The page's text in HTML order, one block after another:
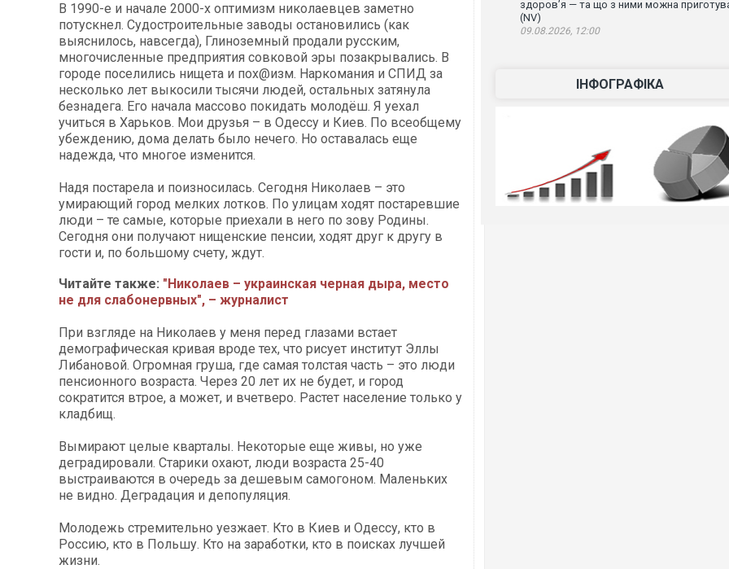
В 1990-е и начале 2000-х оптимизм николаевцев заметно
потускнел. Судостроительные заводы остановились (как
выяснилось, навсегда), Глиноземный продали русским,
многочисленные предприятия совковой эры позакрывались. В
городе поселились нищета и пох@изм. Наркомания и СПИД за
несколько лет выкосили тысячи людей, остальных затянула
безнадега. Его начала массово покидать молодёш. Я уехал
учиться в Харьков. Мои друзья – в Одессу и Киев. По всеобщему
убеждению, дома делать было нечего. Но оставалась еще
надежда, что многое изменится.
Надя постарела и поизносилась. Сегодня Николаев – это
умирающий город мелких лотков. По улицам ходят постаревшие
люди – те самые, которые приехали в него по зову Родины.
Сегодня они получают нищенские пенсии, ходят друг к другу в
гости и, по большому счету, ждут.
Читайте также: "Николаев – украинская черная дыра, место
не для слабонервных", – журналист
При взгляде на Николаев у меня перед глазами встает
демографическая кривая вроде тех, что рисует институт Эллы
Либановой. Огромная груша, где самая толстая часть – это люди
пенсионного возраста. Через 20 лет их не будет, и город
сократится втрое, а может, и вчетверо. Растет население только у
кладбищ.
Вымирают целые кварталы. Некоторые еще живы, но уже
деградировали. Старики охают, люди возраста 25-40
выстраиваются в очередь за дешевым самогоном. Маленьких
не видно. Деградация и депопуляция.
Молодежь стремительно уезжает. Кто в Киев и Одессу, кто в
Россию, кто в Польшу. Кто на заработки, кто в поисках лучшей
жизни.
здоров’я — та що з ними можна
(NV)
09.08.2026, 12:00
ІНФОГРАФІКА